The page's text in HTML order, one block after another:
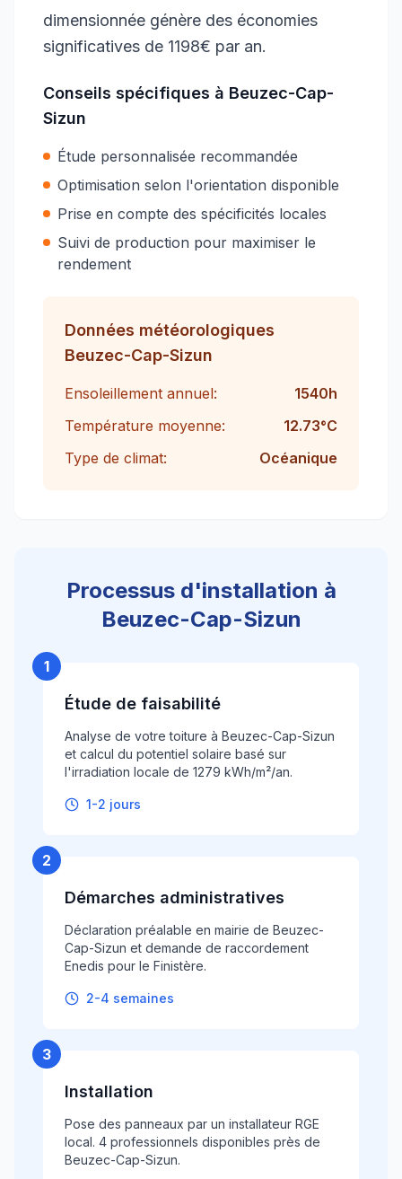
dimensionnée génère des économies
significatives de 1198€ par an.
Conseils spécifiques à Beuzec-Cap-
Sizun
Étude personnalisée recommandée
Optimisation selon l'orientation disponible
Prise en compte des spécificités locales
Suivi de production pour maximiser le
rendement
Données météorologiques
Beuzec-Cap-Sizun
Ensoleillement annuel: 1540h
Température moyenne:
12.73°C
Type de climat:
Océanique
Processus d'installation à
Beuzec-Cap-Sizun
1
Étude de faisabilité
Analyse de votre toiture à Beuzec-Cap-Sizun
et calcul du potentiel solaire basé sur
l'irradiation locale de 1279 kWh/m²/an.
1-2 jours
2
Démarches administratives
Déclaration préalable en mairie de Beuzec-
Cap-Sizun et demande de raccordement
Enedis pour le Finistère.
2-4 semaines
3
Installation
Pose des panneaux par un installateur RGE
local. 4 professionnels disponibles près de
Beuzec-Cap-Sizun.